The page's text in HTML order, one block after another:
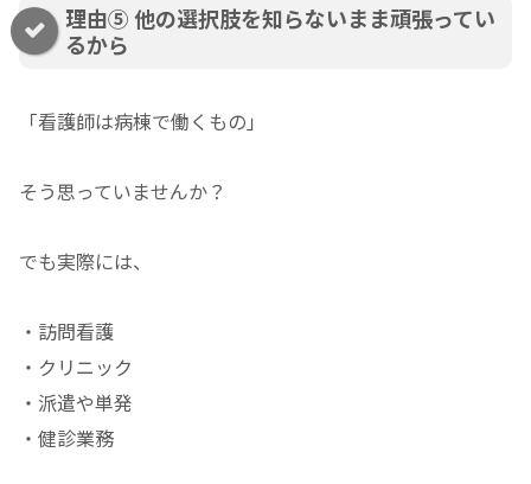
理由⑤ 他の選択肢を知らないまま頑張ってい
るから
「看護師は病棟で働くもの」
そう思っていませんか？
でも実際には、
・訪問看護
・クリニック
・派遣や単発
・健診業務